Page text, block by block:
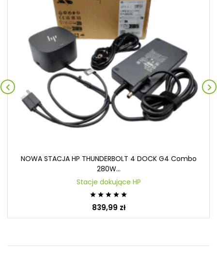

NOWA STACJA HP THUNDERBOLT 4 DOCK G4 Combo
280W...
Stacje dokujące HP
    
839,99 zł
